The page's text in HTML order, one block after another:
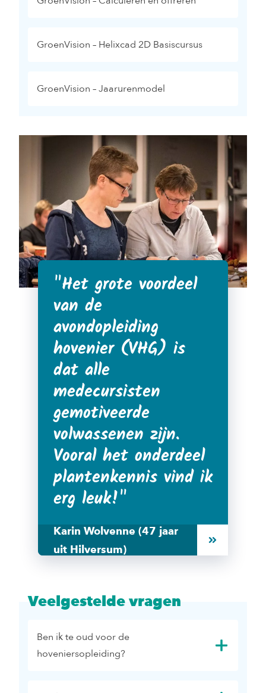
GroenVision – Helixcad 2D Basiscursus
GroenVision – Jaarurenmodel
Het grote voordeel
van de
avondopleiding
hovenier (VHG) is
dat alle
medecursisten
gemotiveerde
volwassenen zijn.
Vooral het onderdeel
plantenkennis vind ik
erg leuk!
Karin Wolvenne (47 jaar
uit Hilversum)
Veelgestelde vragen
Ben ik te oud voor de
hoveniersopleiding?